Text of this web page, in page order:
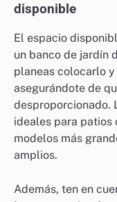
disponible
El espacio
un banco de jardín
planeas colocarlo
asegurándote de
desproporcionado.
ideales para patios
modelos más
amplios.
Además, ten en